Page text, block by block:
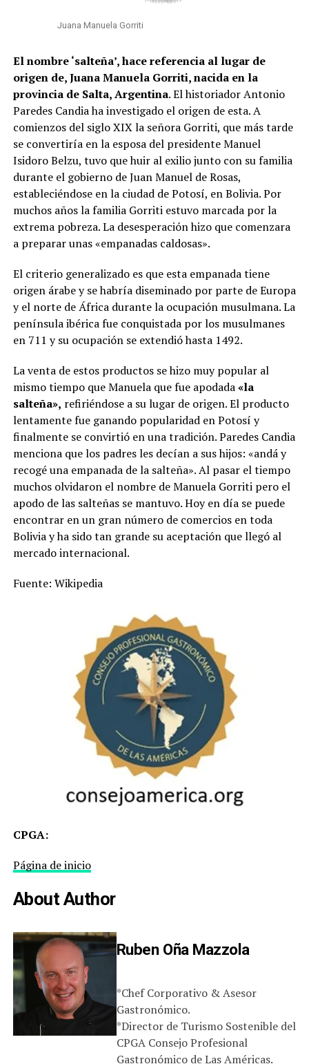
Juana Manuela Gorriti
El nombre ‘salteña’, hace referencia al lugar de
origen de, Juana Manuela Gorriti, nacida en la
provincia de Salta, Argentina. El historiador Antonio
Paredes Candia ha investigado el origen de esta. A
comienzos del siglo XIX la señora Gorriti, que más tarde
se convertiría en la esposa del presidente Manuel
Isidoro Belzu, tuvo que huir al exilio junto con su familia
durante el gobierno de Juan Manuel de Rosas,
estableciéndose en la ciudad de Potosí, en Bolivia.​ Por
muchos años la familia Gorriti estuvo marcada por la
extrema pobreza. La desesperación hizo que comenzara
a preparar unas «empanadas caldosas».
El criterio generalizado es que esta empanada tiene
origen árabe y se habría diseminado por parte de Europa
y el norte de África durante la ocupación musulmana. La
península ibérica fue conquistada por los musulmanes
en 711 y su ocupación se extendió hasta 1492.
La venta de estos productos se hizo muy popular al
mismo tiempo que Manuela que fue apodada«la
salteña», refiriéndose a su lugar de origen. El producto
lentamente fue ganando popularidad en Potosí y
finalmente se convirtió en una tradición. Paredes Candia
menciona que los padres les decían a sus hijos: «andá y
recogé una empanada de la salteña». Al pasar el tiempo
muchos olvidaron el nombre de Manuela Gorriti pero el
apodo de las salteñas se mantuvo. Hoy en día se puede
encontrar en un gran número de comercios en toda
Bolivia y ha sido tan grande su aceptación que llegó al
mercado internacional.
Fuente: Wikipedia
CPGA:
Página de inicio
About Author
Ruben Oña Mazzola
*Chef Corporativo & Asesor
Gastronómico.
*Director de Turismo Sostenible del
CPGA Consejo Profesional
Gastronómico de Las Américas.